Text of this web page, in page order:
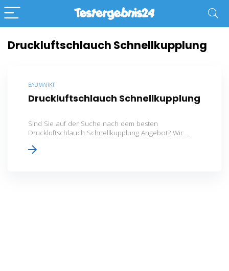
Druckluftschlauch Schnellkupplung
BAUMARKT
Druckluftschlauch Schnellkupplung
Sind Sie auf der Suche nach dem besten
Druckluftschlauch Schnellkupplung Angebot? Wir ...